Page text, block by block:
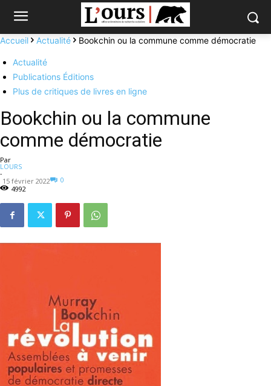
Accueil Actualité Bookchin ou la commune comme démocratie
Actualité
Publications Éditions
Plus de critiques de livres en ligne
Bookchin ou la commune
comme démocratie
Par
LOURS
-
15 février 2022
0
4992